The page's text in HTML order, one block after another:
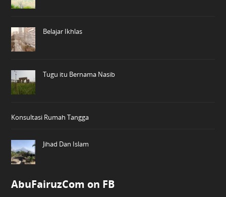
Belajar Ikhlas
Tugu itu Bernama Nasib
Konsultasi Rumah Tangga
Jihad Dan Islam
AbuFairuzCom on FB